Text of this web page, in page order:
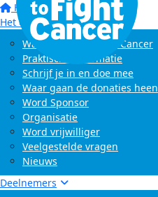
Home
Het evenement
Wat is Swim to Fight Cancer
Praktische informatie
Schrijf je in en doe mee
Waar gaan de donaties heen
Word Sponsor
Organisatie
Word vrijwilliger
Veelgestelde vragen
Nieuws
Deelnemers